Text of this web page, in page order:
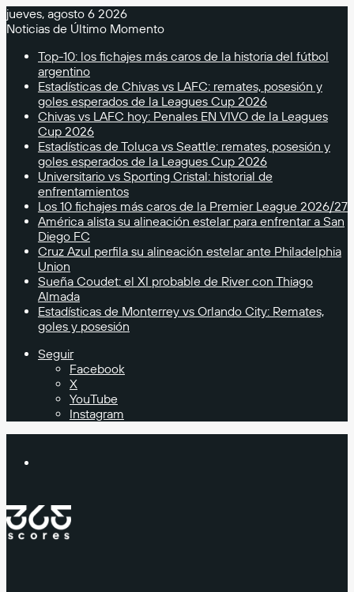
jueves, agosto 6 2026
Noticias de Último Momento
Top-10: los fichajes más caros de la historia del fútbol
argentino
Estadísticas de Chivas vs LAFC: remates, posesión y
goles esperados de la Leagues Cup 2026
Chivas vs LAFC hoy: Penales EN VIVO de la Leagues
Cup 2026
Estadísticas de Toluca vs Seattle: remates, posesión y
goles esperados de la Leagues Cup 2026
Universitario vs Sporting Cristal: historial de
enfrentamientos
Los 10 fichajes más caros de la Premier League 2026/27
América alista su alineación estelar para enfrentar a San
Diego FC
Cruz Azul perfila su alineación estelar ante Philadelphia
Union
Sueña Coudet: el XI probable de River con Thiago
Almada
Estadísticas de Monterrey vs Orlando City: Remates,
goles y posesión
Seguir
Facebook
X
YouTube
Instagram